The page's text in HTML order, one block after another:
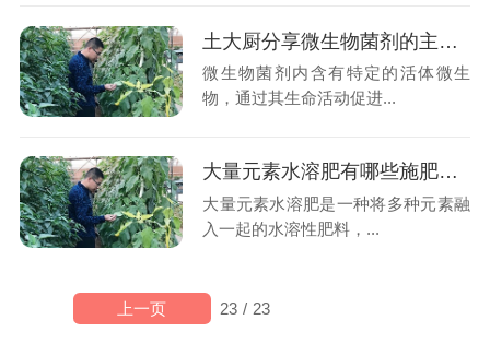
土大厨分享微生物菌剂的主要作用
微生物菌剂内含有特定的活体微生
物，通过其生命活动促进...
大量元素水溶肥有哪些施肥技巧？一起来看看吧
大量元素水溶肥是一种将多种元素融
入一起的水溶性肥料，...
23 / 23
上一页